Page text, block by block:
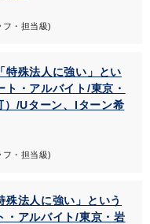
・担当級)
特殊法人に強い」とい
・アルバイト/東京・
）/Uターン、Iターン希
・担当級)
殊法人に強い」という
・アルバイト/東京・岩